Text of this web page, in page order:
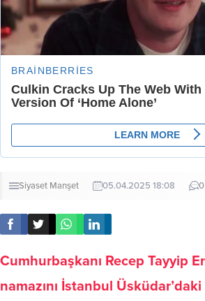
Siyaset Manşet 05.04.2025 18:08 0
Cumhurbaşkanı Recep Tayyip
namazını İstanbul